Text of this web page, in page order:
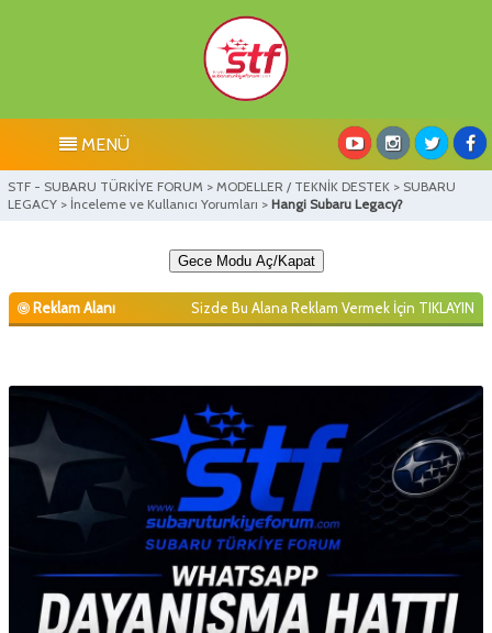
MENÜ
STF - SUBARU TÜRKİYE FORUM > MODELLER / TEKNİK DESTEK > SUBARU
LEGACY > İnceleme ve Kullanıcı Yorumları > Hangi Subaru Legacy?
Gece Modu Aç/Kapat
Reklam Alanı Sizde Bu Alana Reklam Vermek İçin TIKLAYIN